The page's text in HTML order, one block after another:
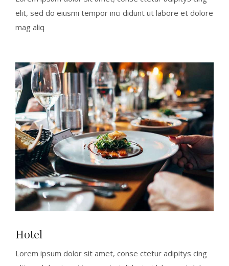
elit, sed do eiusmi tempor inci didunt ut labore et dolore
mag aliq
Hotel
Lorem ipsum dolor sit amet, conse ctetur adipitys cing